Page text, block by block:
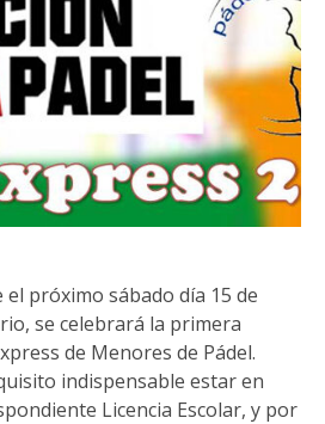
el próximo sábado día 15 de
se celebrará la primera
de Menores de Pádel.
indispensable estar en
Licencia Escolar, y por